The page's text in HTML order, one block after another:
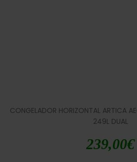
CONGELADOR HORIZONTAL ARTICA
249L DUAL
239,00€